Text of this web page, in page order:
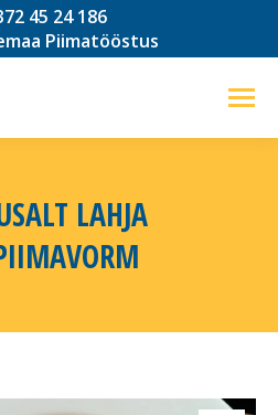
45 24 186
Piimatööstus
LAHJA